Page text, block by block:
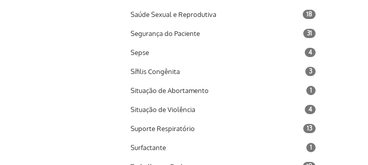
Saúde Sexual e Reprodutiva 18
Segurança do Paciente 31
Sepse 4
Sífilis Congênita 3
Situação de Abortamento 1
Situação de Violência 4
Suporte Respiratório 13
Surfactante 1